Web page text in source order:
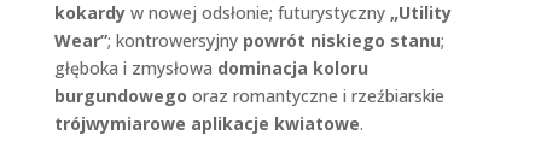
kokardyw nowej odsłonie; futurystyczny „Utility
Wear”; kontrowersyjny powrót niskiego stanu;
głęboka i zmysłowa dominacja koloru
burgundowego oraz romantyczne i rzeźbiarskie
trójwymiarowe aplikacje kwiatowe.